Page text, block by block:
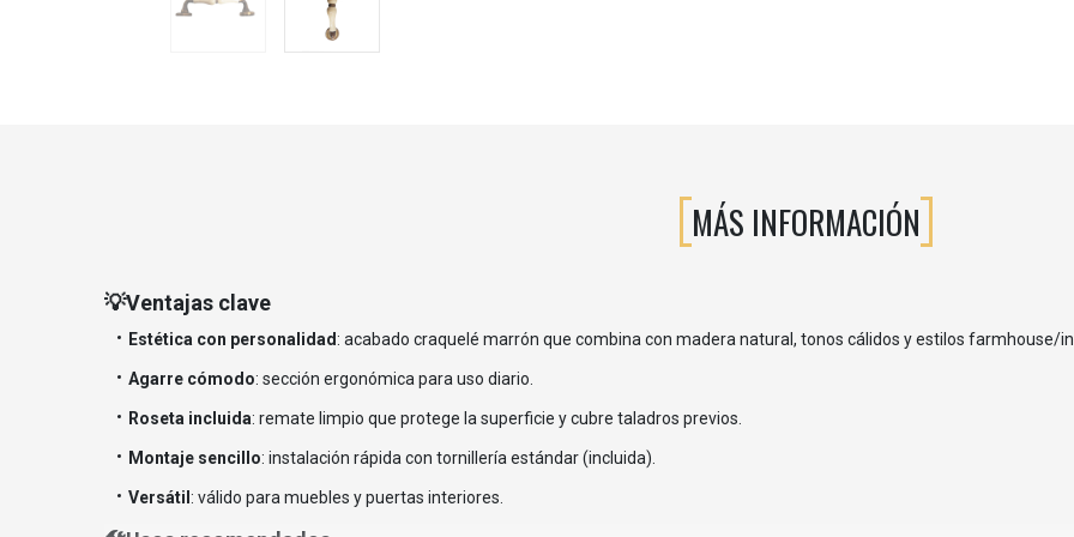
MÁS INFORMACIÓN
💡Ventajas clave
Estética con personalidad: acabado craquelé marrón que combina con madera natural, tonos cálidos y estilos farmhouse/
Agarre cómodo: sección ergonómica para uso diario.
Roseta incluida: remate limpio que protege la superficie y cubre taladros previos.
Montaje sencillo: instalación rápida con tornillería estándar (incluida).
Versátil : válido para muebles y puertas interiores.